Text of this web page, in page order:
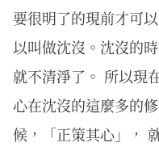
要很明了的現前才可
以叫做沈沒。沈沒的
就不清淨了。 所以現
心在沈沒的這麼多的
候，「正策其心」，